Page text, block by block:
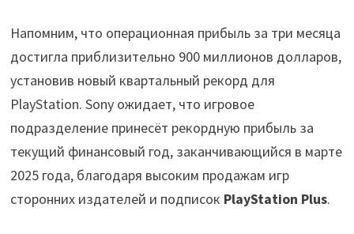
Напомним, что операционная прибыль за три месяца
достигла приблизительно 900 миллионов долларов,
установив новый квартальный рекорд для
PlayStation. Sony ожидает, что игровое
подразделение принесёт рекордную прибыль за
текущий финансовый год, заканчивающийся в марте
2025 года, благодаря высоким продажам игр
сторонних издателей и подписок PlayStation Plus.